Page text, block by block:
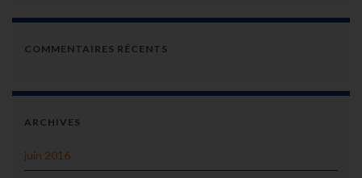
COMMENTAIRES RÉCENTS
ARCHIVES
juin 2016